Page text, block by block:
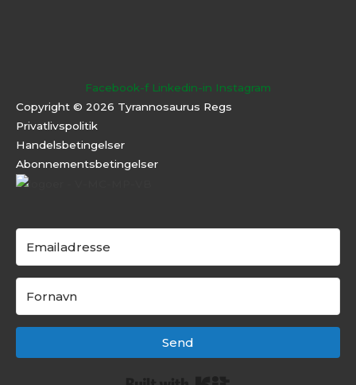
Facebook-f Linkedin-in Instagram
Copyright © 2026 Tyrannosaurus Regs
Privatlivspolitik
Handelsbetingelser
Abonnementsbetingelser
Send